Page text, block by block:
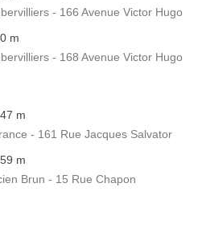
- 166 Avenue Victor Hugo
m
- 168 Avenue Victor Hugo
m
- 161 Rue Jacques Salvator
m
Brun - 15 Rue Chapon